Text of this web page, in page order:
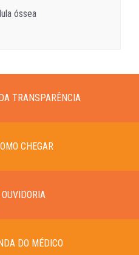
óssea
TRANSPARÊNCIA
CHEGAR
DO MÉDICO